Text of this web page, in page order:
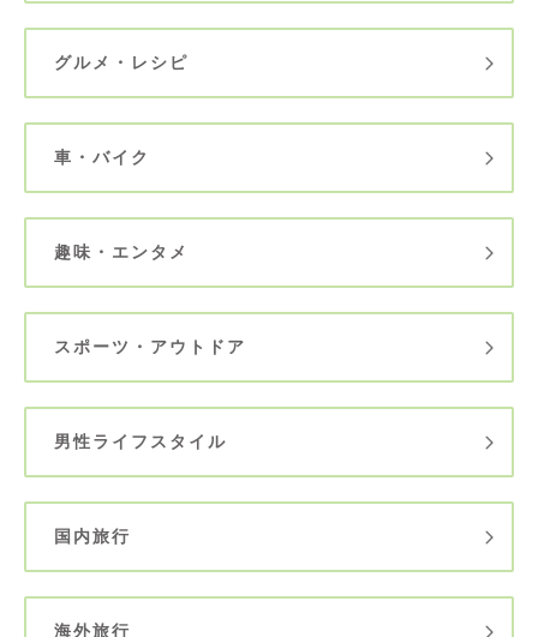
グルメ・レシピ
車・バイク
趣味・エンタメ
スポーツ・アウトドア
男性ライフスタイル
国内旅行
海外旅行